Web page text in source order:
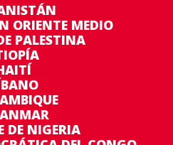
ORIENTE MEDIO
PALESTINA
DE NIGERIA